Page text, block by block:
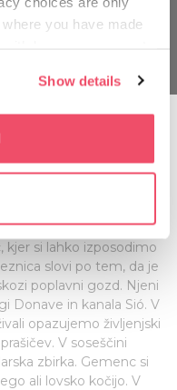
you have made
several meters
scanning it for
data is processed
section
and ads, to
to analyse our traffic.
use of our site with
partners who
Show details
Szekszárd vinska regija
obiskati Hišo
Iz bližnjega
gozdno železnico
kjer si lahko izposodimo
slovi po tem, da je
poplavni gozd. Njeni
Donave in kanala Sió. V
opazujemo življenjski
V soseščini
zbirka. Gemenc si
ali lovsko kočijo. V